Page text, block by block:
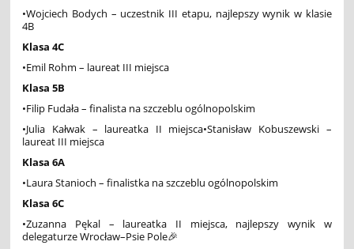
•Wojciech Bodych – uczestnik III etapu, najlepszy wynik w klasie
4B
Klasa 4C
•Emil Rohm – laureat III miejsca
Klasa 5B
•Filip Fudała – finalista na szczeblu ogólnopolskim
•Julia Kałwak – laureatka II miejsca•Stanisław Kobuszewski –
laureat III miejsca
Klasa 6A
•Laura Stanioch – finalistka na szczeblu ogólnopolskim
Klasa 6C
•Zuzanna Pękal – laureatka II miejsca, najlepszy wynik w
delegaturze Wrocław–Psie Pole🎉